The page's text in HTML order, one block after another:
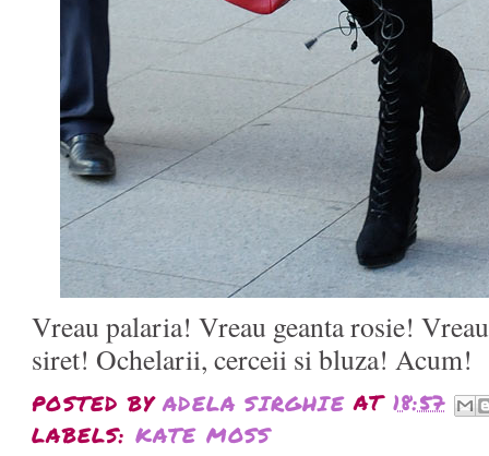
Vreau palaria! Vreau geanta rosie!
siret! Ochelarii, cerceii si bluza! Acum!
POSTED BYADELA SIRGHIE AT 18:57
LABELS: KATE MOSS